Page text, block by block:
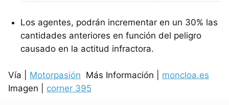
Los agentes, podrán incrementar en un 30% las
cantidades anteriores en función del peligro
causado en la actitud infractora.
Vía | Motorpasión Más Información | moncloa.es
Imagen | corner 395